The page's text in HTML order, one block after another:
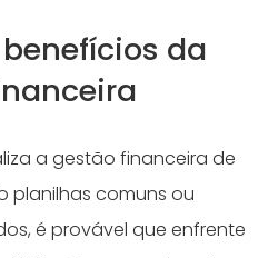
da
a gestão financeira de
planilhas comuns ou
é provável que enfrente